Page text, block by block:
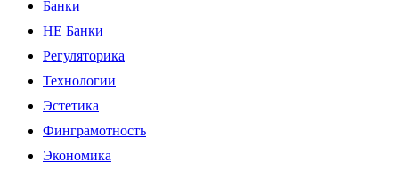
Банки
НЕ Банки
Регуляторика
Технологии
Эстетика
Финграмотность
Экономика